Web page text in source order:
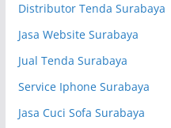
Distributor Tenda Surabaya
Jasa Website Surabaya
Jual Tenda Surabaya
Service Iphone Surabaya
Jasa Cuci Sofa Surabaya